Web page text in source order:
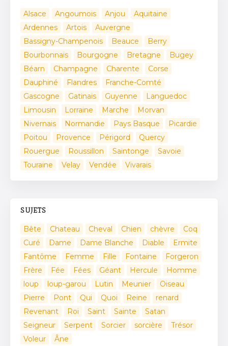
Alsace Angoumois Anjou
Aquitaine
Ardennes
Artois
Auvergne
Bassigny-Champenois
Beauce
Berry
Bourbonnais
Bourgogne Bretagne
Bugey
Béarn
Champagne Charente
Corse
Dauphiné
Flandres
Franche-Comté
Gascogne
Gatinais Guyenne
Languedoc
Limousin
Lorraine Marche
Morvan
Nivernais
Normandie Pays Basque
Picardie
Poitou
Provence Périgord
Quercy
Rouergue
Roussillon Saintonge
Savoie
Touraine
Velay Vendée Vivarais
SUJETS
Bête Chateau Cheval Chien chèvre
Coq
Curé
Dame Dame Blanche Diable
Ermite
Fantôme
Femme Fille Fontaine
Forgeron
Frère
Fée Fées Géant Hercule
Homme
loup
loup-garou Lutin Meunier
Oiseau
Pierre
Pont Qui Quoi Reine
renard
Revenant
Roi Saint Sainte
Satan
Seigneur
Serpent Sorcier sorcière
Trésor
Voleur
Âne